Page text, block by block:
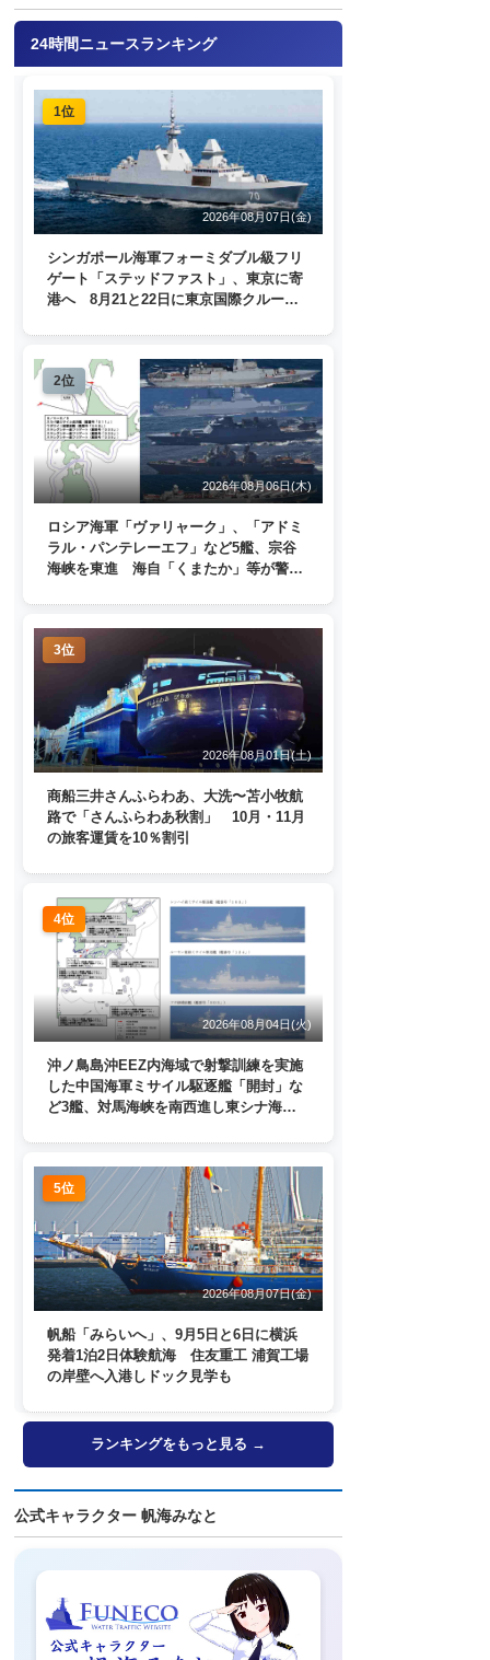
24時間ニュースランキング
1位
2026年08月07日(金)
シンガポール海軍フォーミダブル級フリ
ゲート「ステッドファスト」、東京に寄
港へ 8月21と22日に東京国際クルーズ
2位
2026年08月06日(木)
ロシア海軍「ヴァリャーク」、「アドミ
ラル・パンテレーエフ」など5艦、宗谷
海峡を東進 海自「くまたか」等が警戒
3位
2026年08月01日(土)
商船三井さんふらわあ、大洗〜苫小牧航
路で「さんふらわあ秋割」 10月・11月
の旅客運賃を10％割引
4位
2026年08月04日(火)
沖ノ鳥島沖EEZ内海域で射撃訓練を実施
した中国海軍ミサイル駆逐艦「開封」な
ど3艦、対馬海峡を南西進し東シナ海
5位
2026年08月07日(金)
帆船「みらいへ」、9月5日と6日に横浜
発着1泊2日体験航海 住友重工 浦賀工場
の岸壁へ入港しドック見学も
ランキングをもっと見る →
公式キャラクター 帆海みなと